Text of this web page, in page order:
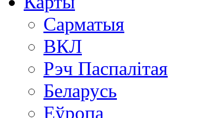
Сарматыя
ВКЛ
Рэч Паспалітая
Беларусь
Еўропа